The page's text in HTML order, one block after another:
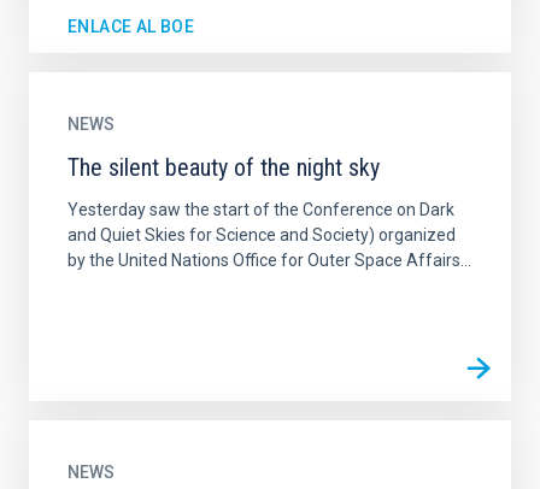
ENLACE AL BOE
NEWS
The silent beauty of the night sky
Yesterday saw the start of the Conference on Dark
and Quiet Skies for Science and Society) organized
by the United Nations Office for Outer Space Affairs...
NEWS